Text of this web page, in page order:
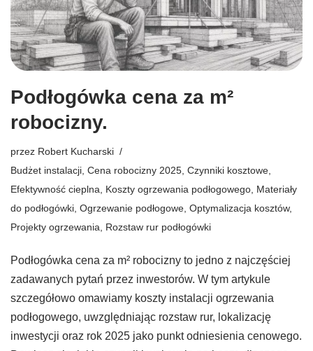
Podłogówka cena za m²
robocizny.
przez Robert Kucharski
Budżet instalacji, Cena robocizny 2025, Czynniki kosztowe,
Efektywność cieplna, Koszty ogrzewania podłogowego, Materiały
do podłogówki, Ogrzewanie podłogowe, Optymalizacja kosztów,
Projekty ogrzewania, Rozstaw rur podłogówki
Podłogówka cena za m² robocizny to jedno z najczęściej
zadawanych pytań przez inwestorów. W tym artykule
szczegółowo omawiamy koszty instalacji ogrzewania
podłogowego, uwzględniając rozstaw rur, lokalizację
inwestycji oraz rok 2025 jako punkt odniesienia cenowego.